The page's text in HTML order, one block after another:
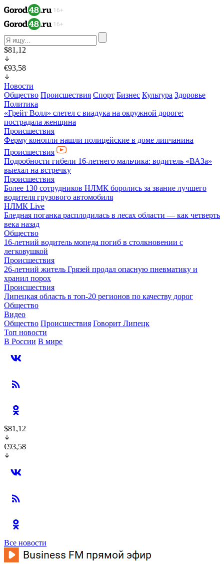
$81,12
€93,58
Новости
Общество Происшествия Спорт Бизнес Культура Здоровье
Политика
«Грейт Волл» слетел с виадука на окружной дороге:
пострадала женщина
Происшествия
Ферму конопли нашли полицейские в доме липчанина
Происшествия
Подробности гибели 16-летнего мальчика: водитель «ВАЗа»
выехал на встречку
Происшествия
Более 130 сотрудников НЛМК боролись за звание лучшего
водителя грузового автомобиля
НЛМК Live
Бледная поганка расплодилась в лесах области — как четверть
века назад
Общество
16-летний водитель мопеда погиб в столкновении с
легковушкой
Происшествия
26-летний житель Грязей продал опасную пневматику и
хранил порох
Происшествия
Липецкая область в топ-20 регионов по качеству дорог
Общество
Видео
Общество Происшествия Говорит Липецк
Топ новости
В России В мире
$81,12
€93,58
Все новости